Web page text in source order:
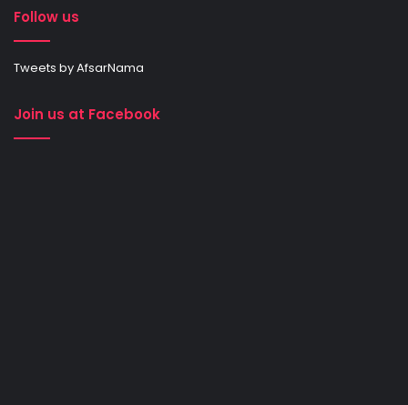
Follow us
Tweets by AfsarNama
Join us at Facebook